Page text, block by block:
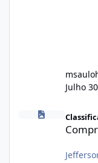
Julho